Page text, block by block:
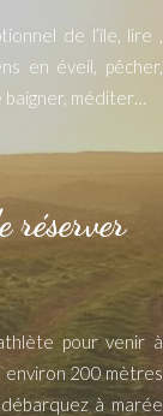
de l’île, lire ,
en éveil, pêcher,
méditer…
réserver
pour venir à
environ 200 mètres
à marée